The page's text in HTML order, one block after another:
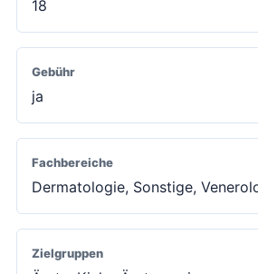
18
Gebühr
ja
Fachbereiche
Dermatologie, Sonstige,
Zielgruppen